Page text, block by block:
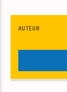
AUTEUR